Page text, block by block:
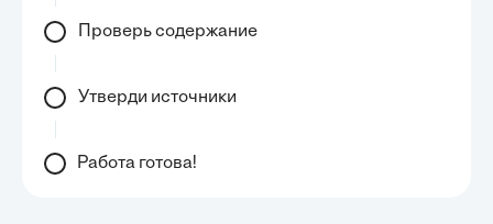
Проверь содержание
Утверди источники
Работа готова!